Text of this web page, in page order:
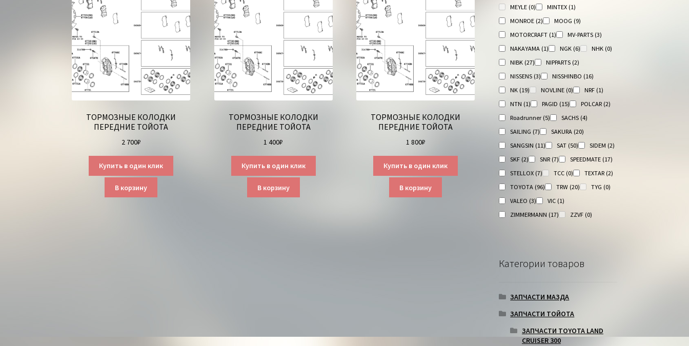
ТОРМОЗНЫЕ КОЛОДКИ
ПЕРЕДНИЕ ТОЙОТА
2 700₽
Купить в один клик
В корзину
ТОРМОЗНЫЕ КОЛОДКИ
ПЕРЕДНИЕ ТОЙОТА
1 400₽
Купить в один клик
В корзину
ТОРМОЗНЫЕ КОЛОДКИ
ПЕРЕДНИЕ ТОЙОТА
1 800₽
Купить в один клик
В корзину
MEYLE (0) MINTEX (1)
MONROE (2) MOOG (9)
MOTORCRAFT (1) MV-PARTS (3)
NAKAYAMA (1) NGK (6) NHK (0)
NIBK (27) NIPPARTS (2)
NISSENS (3) NISSHINBO (16)
NK (19) NOVLINE (0) NRF (1)
NTN (1) PAGID (15) POLCAR (2)
Roadrunner (5) SACHS (4)
SAILING (7) SAKURA (20)
SANGSIN (11) SAT (50) SIDEM (2)
SKF (2) SNR (7) SPEEDMATE (17)
STELLOX (7) TCC (0) TEXTAR (2)
TOYOTA (96) TRW (20) TYG (0)
VALEO (3) VIC (1)
ZIMMERMANN (17) ZZVF (0)
Категории товаров
ЗАПЧАСТИ МАЗДА
ЗАПЧАСТИ ТОЙОТА
ЗАПЧАСТИ TOYOTA LAND
CRUISER 300